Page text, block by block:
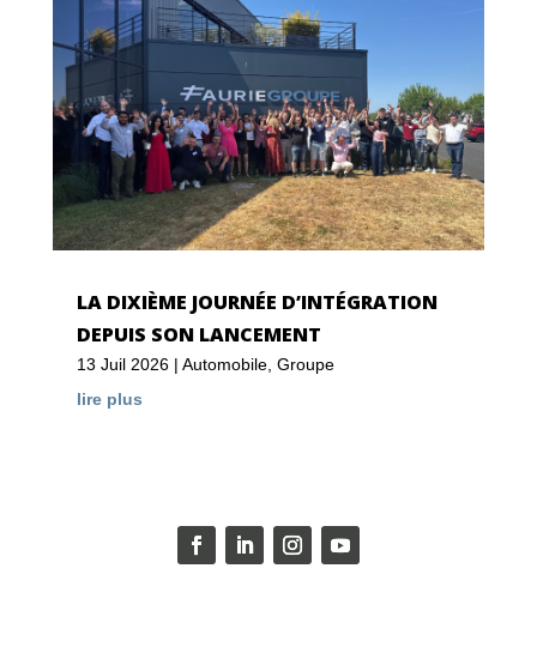
LA DIXIÈME JOURNÉE D’INTÉGRATION
DEPUIS SON LANCEMENT
13 Juil 2026| Automobile, Groupe
lire plus